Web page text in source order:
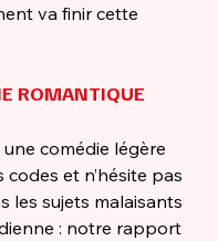
va finir cette
ROMANTIQUE
une comédie légère
codes et n’hésite pas
les sujets malaisants
: notre rapport